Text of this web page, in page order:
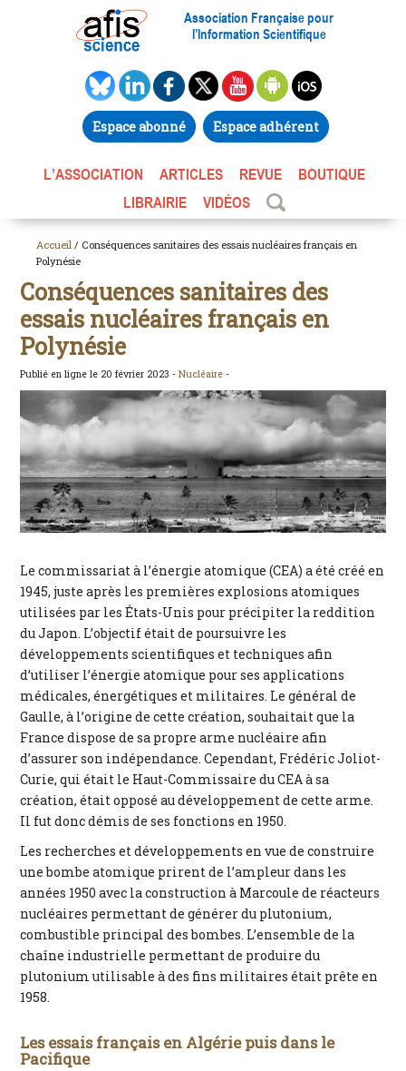
Association Française pour
l’Information Scientifique
Espace abonné Espace adhérent
L’ASSOCIATION ARTICLES REVUE
BOUTIQUE
LIBRAIRIE
VIDÉOS
Accueil / Conséquences sanitaires des essais nucléaires français en
Polynésie
Conséquences sanitaires des
essais nucléaires français en
Polynésie
Publié en ligne le 20 février 2023 -Nucléaire -
Le commissariat à l’énergie atomique (CEA) a été créé en
1945, juste après les premières explosions atomiques
utilisées par les États-Unis pour précipiter la reddition
du Japon. L’objectif était de poursuivre les
développements scientifiques et techniques afin
d’utiliser l’énergie atomique pour ses applications
médicales, énergétiques et militaires. Le général de
Gaulle, à l’origine de cette création, souhaitait que la
France dispose de sa propre arme nucléaire afin
d’assurer son indépendance. Cependant, Frédéric Joliot-
Curie, qui était le Haut-Commissaire du CEA à sa
création, était opposé au développement de cette arme.
Il fut donc démis de ses fonctions en 1950.
Les recherches et développements en vue de construire
une bombe atomique prirent de l’ampleur dans les
années 1950 avec la construction à Marcoule de réacteurs
nucléaires permettant de générer du plutonium,
combustible principal des bombes. L’ensemble de la
chaîne industrielle permettant de produire du
plutonium utilisable à des fins militaires était prête en
1958.
Les essais français en Algérie puis dans le
Pacifique